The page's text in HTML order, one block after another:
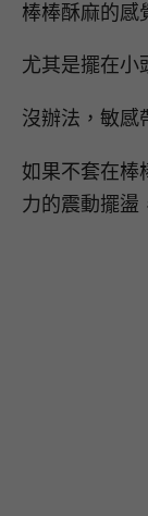
棒棒酥麻的感
尤其是擺在小
沒辦法，敏感
如果不套在棒
力的震動擺盪